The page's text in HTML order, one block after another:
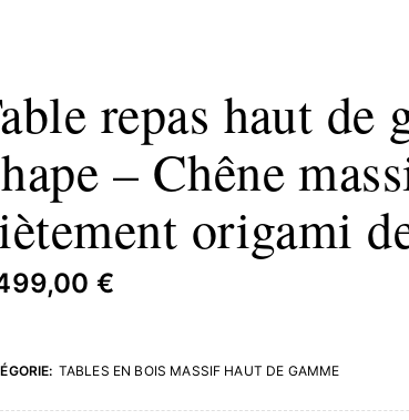
repas haut de
– Chêne
origami
€
TABLES EN BOIS MASSIF HAUT DE GAMME